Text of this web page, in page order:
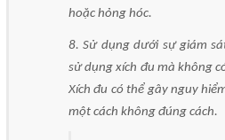
hoặc hỏng hóc.
8. Sử dụng dưới sự giám
sử dụng xích đu mà không
Xích đu có thể gây nguy
một cách không đúng cách.